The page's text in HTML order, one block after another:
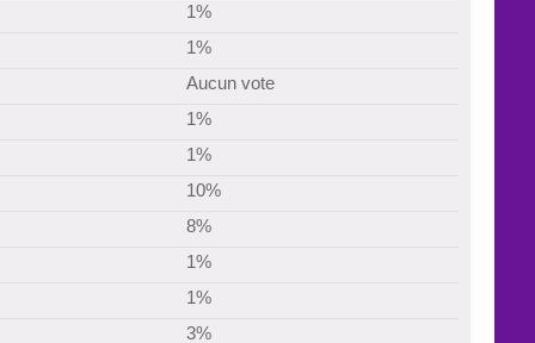
1%
1%
Aucun vote
1%
1%
10%
8%
1%
1%
3%